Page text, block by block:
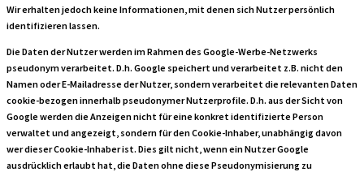
Wir erhalten jedoch keine Informationen, mit denen sich Nutzer persönlich
identifizieren lassen.
Die Daten der Nutzer werden im Rahmen des Google-Werbe-Netzwerks
pseudonym verarbeitet. D.h. Google speichert und verarbeitet z.B. nicht den
Namen oder E-Mailadresse der Nutzer, sondern verarbeitet die relevanten Daten
cookie-bezogen innerhalb pseudonymer Nutzerprofile. D.h. aus der Sicht von
Google werden die Anzeigen nicht für eine konkret identifizierte Person
verwaltet und angezeigt, sondern für den Cookie-Inhaber, unabhängig davon
wer dieser Cookie-Inhaber ist. Dies gilt nicht, wenn ein Nutzer Google
ausdrücklich erlaubt hat, die Daten ohne diese Pseudonymisierung zu